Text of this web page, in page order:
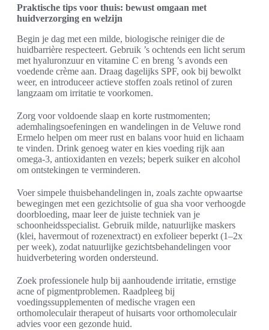
Praktische tips voor thuis: bewust omgaan met
huidverzorging en welzijn
Begin je dag met een milde, biologische reiniger die de
huidbarrière respecteert. Gebruik ’s ochtends een licht serum
met hyaluronzuur en vitamine C en breng ’s avonds een
voedende crème aan. Draag dagelijks SPF, ook bij bewolkt
weer, en introduceer actieve stoffen zoals retinol of zuren
langzaam om irritatie te voorkomen.
Zorg voor voldoende slaap en korte rustmomenten;
ademhalingsoefeningen en wandelingen in de Veluwe rond
Ermelo helpen om meer rust en balans voor huid en lichaam
te vinden. Drink genoeg water en kies voeding rijk aan
omega-3, antioxidanten en vezels; beperk suiker en alcohol
om ontstekingen te verminderen.
Voer simpele thuisbehandelingen in, zoals zachte opwaartse
bewegingen met een gezichtsolie of gua sha voor verhoogde
doorbloeding, maar leer de juiste techniek van je
schoonheidsspecialist. Gebruik milde, natuurlijke maskers
(klei, havermout of rozenextract) en exfolieer beperkt (1–2x
per week), zodat natuurlijke gezichtsbehandelingen voor
huidverbetering worden ondersteund.
Zoek professionele hulp bij aanhoudende irritatie, ernstige
acne of pigmentproblemen. Raadpleeg bij
voedingssupplementen of medische vragen een
orthomoleculair therapeut of huisarts voor orthomoleculair
advies voor een gezonde huid.